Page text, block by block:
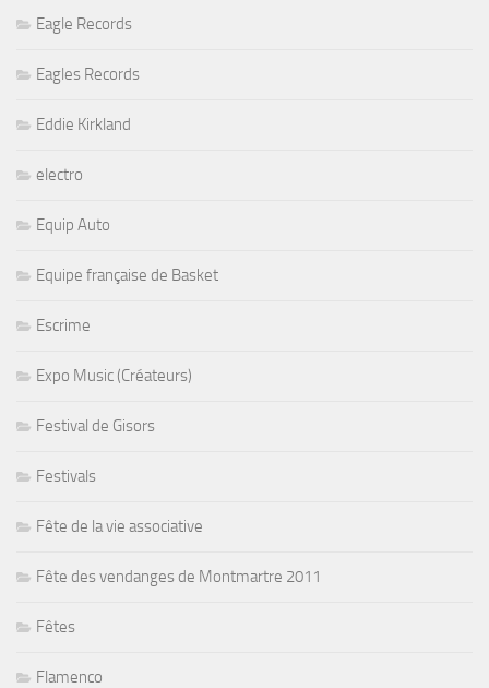
Eagle Records
Eagles Records
Eddie Kirkland
electro
Equip Auto
Equipe française de Basket
Escrime
Expo Music (Créateurs)
Festival de Gisors
Festivals
Fête de la vie associative
Fête des vendanges de Montmartre 2011
Fêtes
Flamenco